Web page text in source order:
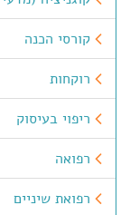
קורסי הכנה
רוקחות
ריפוי בעיסוק
רפואה
רפואת שיניים